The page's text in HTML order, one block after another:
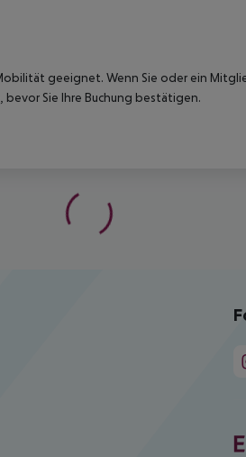
geeignet. Wenn Sie oder ein
bevor Sie Ihre Buchung bestätigen.